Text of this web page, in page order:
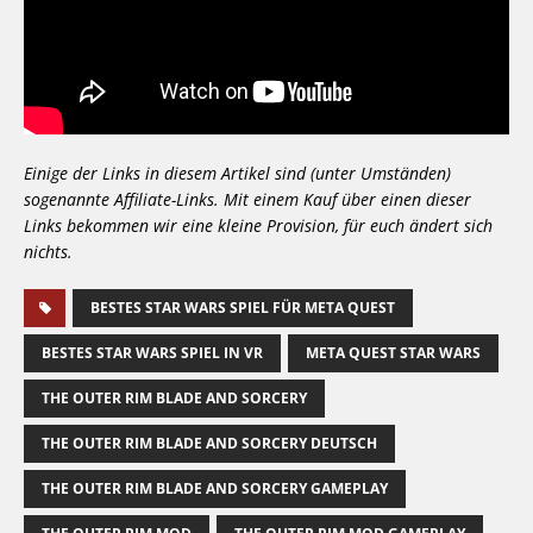
Einige der Links in diesem Artikel sind (unter Umständen)
sogenannte Affiliate-Links. Mit einem Kauf über einen dieser
Links bekommen wir eine kleine Provision, für euch ändert sich
nichts.
BESTES STAR WARS SPIEL FÜR META QUEST
BESTES STAR WARS SPIEL IN VR META QUEST STAR WARS
THE OUTER RIM BLADE AND SORCERY
THE OUTER RIM BLADE AND SORCERY DEUTSCH
THE OUTER RIM BLADE AND SORCERY GAMEPLAY